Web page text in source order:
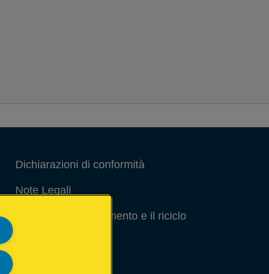
Dichiarazioni di conformità
Note Legali
Guida per lo smaltimento e il riciclo